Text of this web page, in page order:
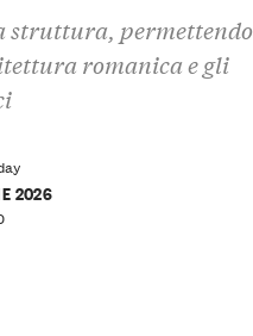
struttura, permettendo
romanica e gli
2026